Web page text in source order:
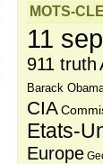
MOTS-
11
911 truth
Barack
CIA
Etats-
Europe